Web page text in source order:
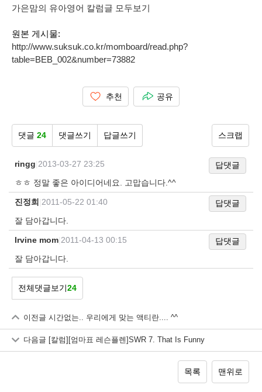
가은맘의 유아영어 칼럼글 모두보기
원본 게시물:
http://www.suksuk.co.kr/momboard/read.php?
table=BEB_002&number=73882
추천 공유
댓글 24 댓글쓰기 답글쓰기 스크랩
ringg 2013-03-27 23:25
답댓글
ㅎㅎ 정말 좋은 아이디어네요. 고맙습니다.^^
진정희 2011-05-22 01:40
답댓글
잘 담아갑니다.
Irvine mom 2011-04-13 00:15
답댓글
잘 담아갑니다.
전체댓글보기24
이전글 시간없는.. 우리에게 맞는 액티란.... ^^
다음글 [칼럼][엄마표 레슨플렌]SWR 7. That Is Funny
목록 맨위로